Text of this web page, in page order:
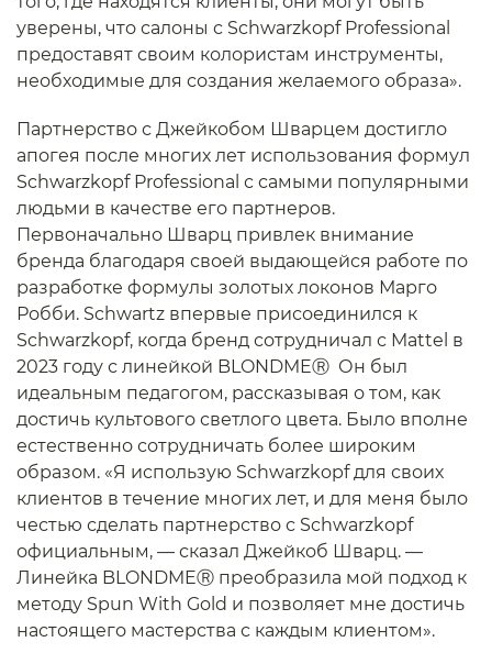
уверены, что салоны с Schwarzkopf Professional
предоставят своим колористам инструменты,
необходимые для создания желаемого образа».
Партнерство с Джейкобом Шварцем достигло
апогея после многих лет использования формул
Schwarzkopf Professional с самыми популярными
людьми в качестве его партнеров.
Первоначально Шварц привлек внимание
бренда благодаря своей выдающейся работе по
разработке формулы золотых локонов Марго
Робби. Schwartz впервые присоединился к
Schwarzkopf, когда бренд сотрудничал с Mattel в
2023 году с линейкой BLONDMEⓇ Он был
идеальным педагогом, рассказывая о том, как
достичь культового светлого цвета. Было вполне
естественно сотрудничать более широким
образом. «Я использую Schwarzkopf для своих
клиентов в течение многих лет, и для меня было
честью сделать партнерство с Schwarzkopf
официальным, — сказал Джейкоб Шварц. —
Линейка BLONDMEⓇ преобразила мой подход к
методу Spun With Gold и позволяет мне достичь
настоящего мастерства с каждым клиентом».